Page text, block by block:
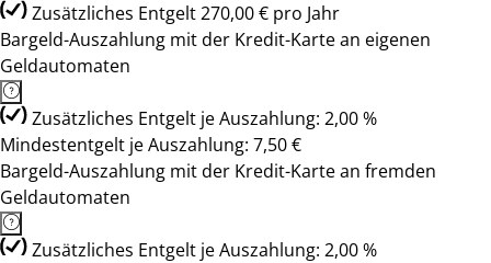
Zusätzliches Entgelt 270,00 € pro Jahr
Bargeld-Auszahlung mit der Kredit-Karte an eigenen
Geldautomaten
Zusätzliches Entgelt je Auszahlung: 2,00 %
Mindestentgelt je Auszahlung: 7,50 €
Bargeld-Auszahlung mit der Kredit-Karte an fremden
Geldautomaten
Zusätzliches Entgelt je Auszahlung: 2,00 %